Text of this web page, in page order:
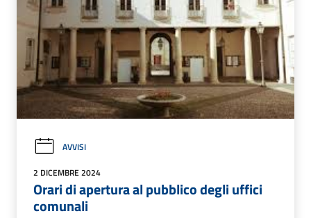
AVVISI
2 DICEMBRE 2024
Orari di apertura al pubblico degli uffici
comunali